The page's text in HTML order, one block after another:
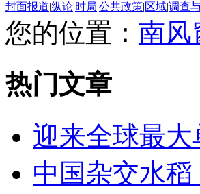
封面报道|纵论|时局|公共政策|区域|调查
您的位置： 南风
热门文章
迎来全球最
中国杂交水